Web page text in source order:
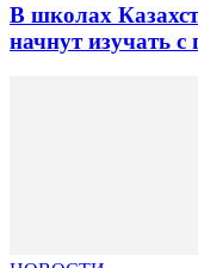
В школах
начнут изучать с